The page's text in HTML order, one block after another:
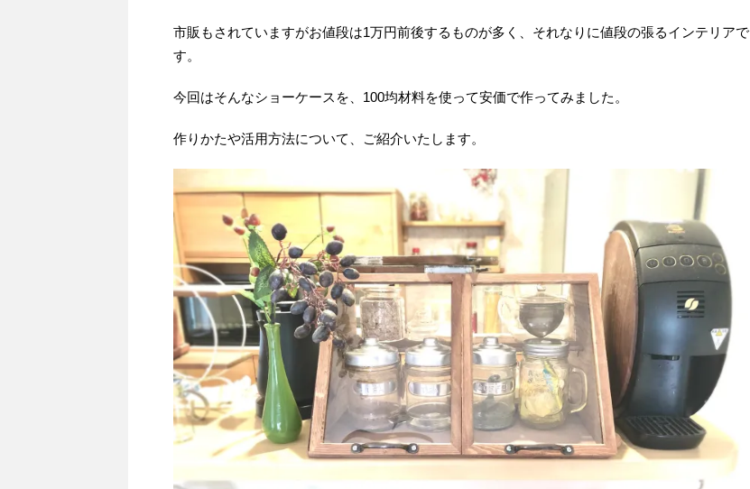
市販もされていますがお値段は1万円前後するものが多く、それなりに値段の張るインテリアで
す。
今回はそんなショーケースを、100均材料を使って安価で作ってみました。
作りかたや活用方法について、ご紹介いたします。